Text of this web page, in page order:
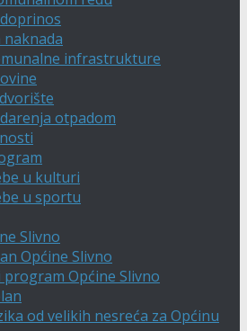
naknada
infrastrukture
otpadom
u kulturi
u sportu
Slivno
Općine Slivno
program Općine Slivno
od velikih nesreća za Općinu